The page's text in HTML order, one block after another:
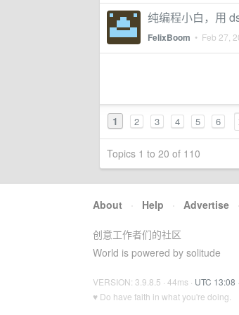
纯编程小白，用
FelixBoom • Feb 27,
1 2 3 4 5 6
Topics 1 to 20 of 110
About · Help · Advertise ·
创意工作者们的社区
World is powered by solitude
VERSION: 3.9.8.5 · 44ms · UTC 13:08 ·
♥ Do have faith in what you're doing.